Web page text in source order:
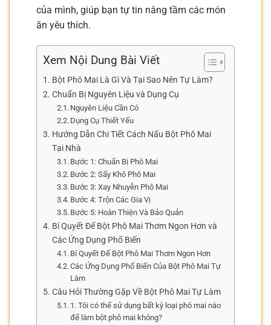
của mình, giúp bạn tự tin nâng tầm các món
ăn yêu thích.
Xem Nội Dung Bài Viết
Bột Phô Mai Là Gì Và Tại Sao Nên Tự Làm?
Chuẩn Bị Nguyên Liệu và Dụng Cụ
Nguyên Liệu Cần Có
Dụng Cụ Thiết Yếu
Hướng Dẫn Chi Tiết Cách Nấu Bột Phô Mai
Tại Nhà
Bước 1: Chuẩn Bị Phô Mai
Bước 2: Sấy Khô Phô Mai
Bước 3: Xay Nhuyễn Phô Mai
Bước 4: Trộn Các Gia Vị
Bước 5: Hoàn Thiện Và Bảo Quản
Bí Quyết Để Bột Phô Mai Thơm Ngon Hơn và
Các Ứng Dụng Phổ Biến
Bí Quyết Để Bột Phô Mai Thơm Ngon Hơn
Các Ứng Dụng Phổ Biến Của Bột Phô Mai Tự
Làm
Câu Hỏi Thường Gặp Về Bột Phô Mai Tự Làm
1. Tôi có thể sử dụng bất kỳ loại phô mai nào
để làm bột phô mai không?